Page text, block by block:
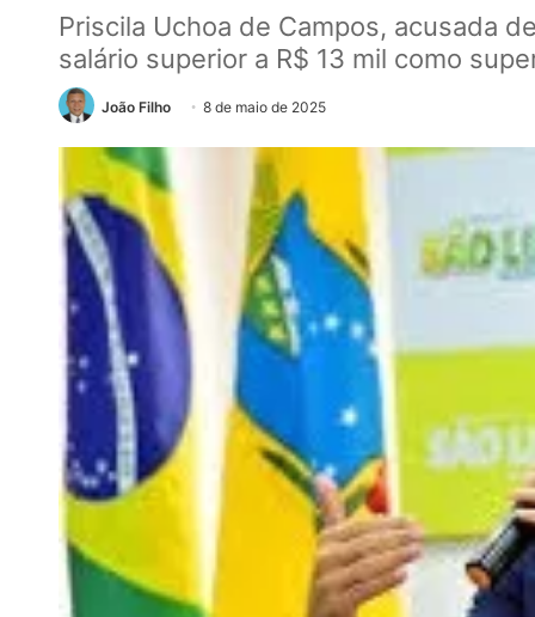
Priscila Uchoa de Campos, acusada
salário superior a R$ 13 mil como
João Filho 8 de maio de 2025